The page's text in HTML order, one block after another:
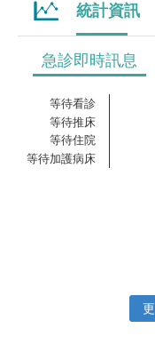
統計資訊
急診即時訊息
等待看診
等待推床
等待住院
等待加護病床